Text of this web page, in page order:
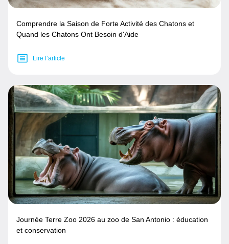
Comprendre la Saison de Forte Activité des Chatons et
Quand les Chatons Ont Besoin d'Aide
Lire l’article
Journée Terre Zoo 2026 au zoo de San Antonio : éducation
et conservation